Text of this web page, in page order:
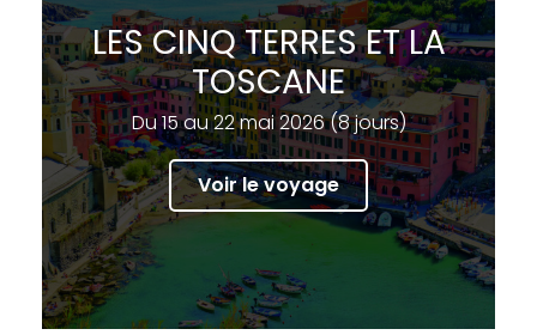
LES CINQ TERRES ET LA
TOSCANE
Du 15 au 22 mai 2026 (8 jours)
Voir le voyage